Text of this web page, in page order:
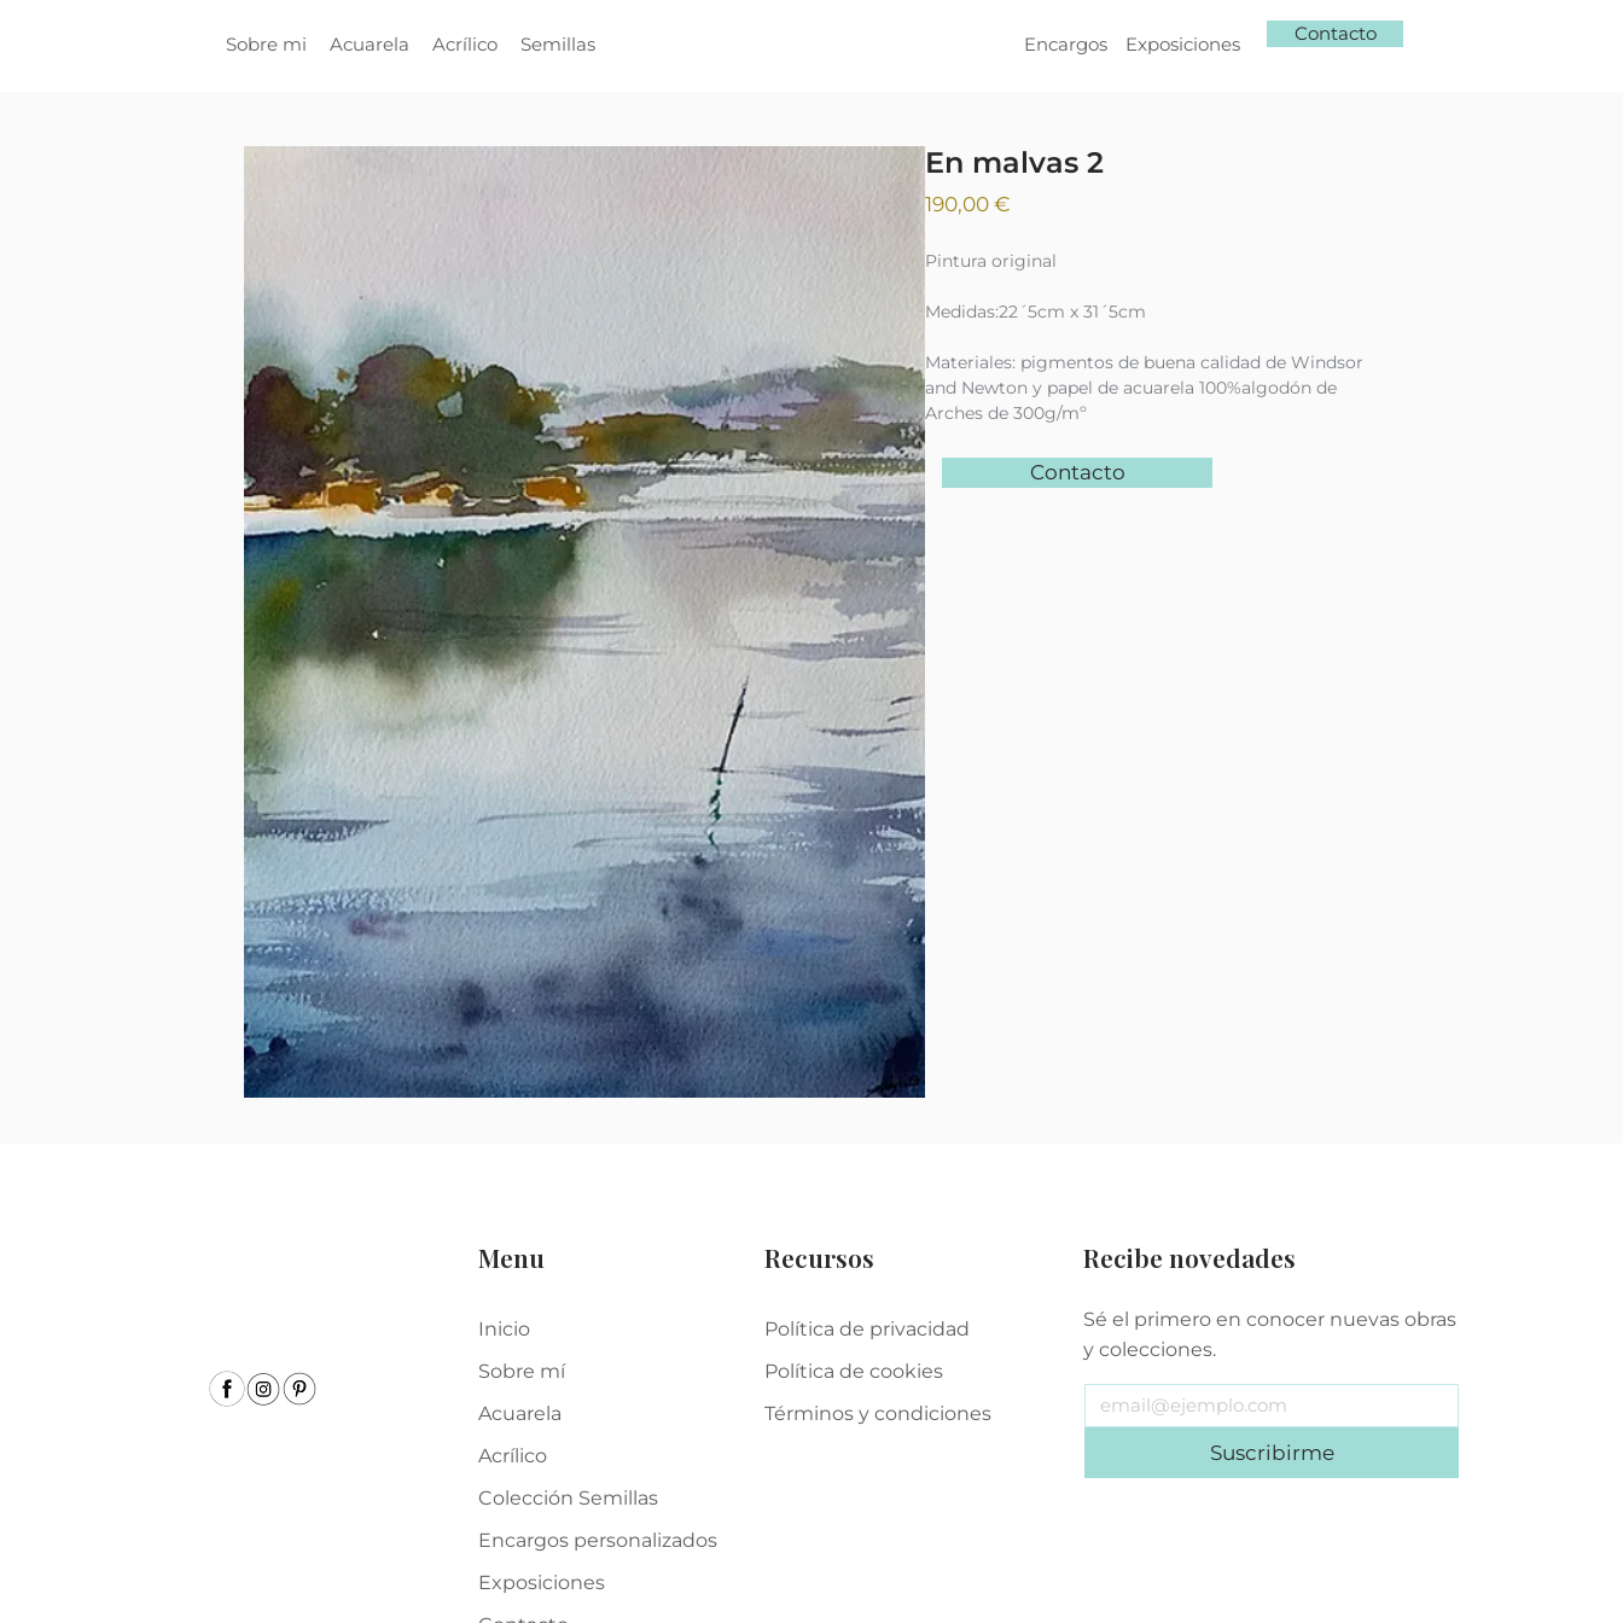
Sobre mi Acuarela Acrílico Semillas Encargos Exposiciones Contacto
En malvas 2
190,00 €
Pintura original
Medidas:22´5cm x 31´5cm
Materiales: pigmentos de buena calidad de Windsor
and Newton y papel de acuarela 100%algodón de
Arches de 300g/mº
Contacto
Menu
Inicio
Sobre mí
Acuarela
Acrílico
Colección Semillas
Encargos personalizados
Exposiciones
Recursos
Política de privacidad
Política de cookies
Términos y condiciones
Recibe novedades
Suscribirme
Sé el primero en conocer nuevas obras
y colecciones.